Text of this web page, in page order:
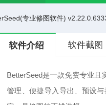
专业修图软件)
软件介绍 软件截图
BetterSeed是一款免费专业
管理、便捷导入导出、预设